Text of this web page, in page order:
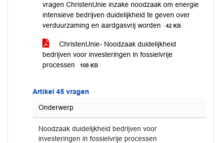
vragen ChristenUnie inzake noodzaak om energie
intensieve bedrijven duidelijkheid te geven over
verduurzaming en aardgasvrij worden
42 KB
ChristenUnie- Noodzaak duidelijkheid
bedrijven voor investeringen in fossielvrije
processen
108 KB
Artikel 45 vragen
Onderwerp
Noodzaak duidelijkheid bedrijven voor
investeringen in fossielvrije processen